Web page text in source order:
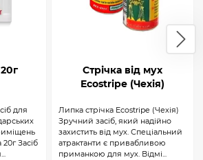
для
Засіб
Стрічка від мух
Ecostripe (Чехія)
Липка стрічка Ecostripe (Чехія)
Зручний засіб, який надійно
захистить від мух. Спеціальний
атрактанти є привабливою
приманкою для мух. Відмі...